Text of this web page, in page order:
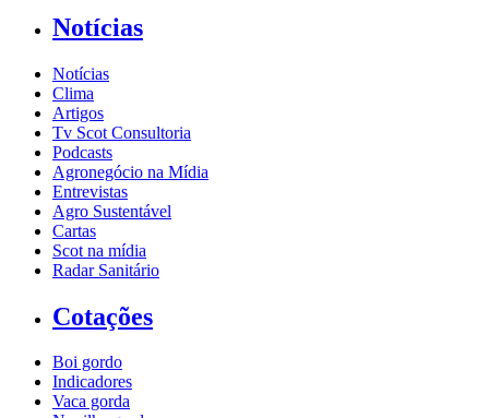
Notícias
Notícias
Clima
Artigos
Tv Scot Consultoria
Podcasts
Agronegócio na Mídia
Entrevistas
Agro Sustentável
Cartas
Scot na mídia
Radar Sanitário
Cotações
Boi gordo
Indicadores
Vaca gorda